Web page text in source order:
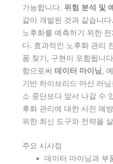
가능합니다. 위험 분석 및
같이 개발된 것과 같습니다.
노후화를 예측하기 위한
다. 효과적인 노후화 관리
품 찾기, 구현이 포함됩니
함으로써 데이터 마이닝,
기반 하이브리드 머신 러
소 중단보다 앞서 나갈 수
후화 관리에 대한 사전 예
위한 최신 도구와 전략을
주요 시사점
데이터 마이닝과 부